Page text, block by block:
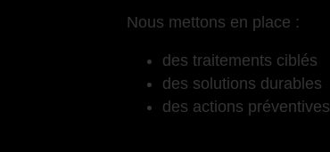
Nous mettons en place :
des traitements ciblés
des solutions durables
des actions préventives